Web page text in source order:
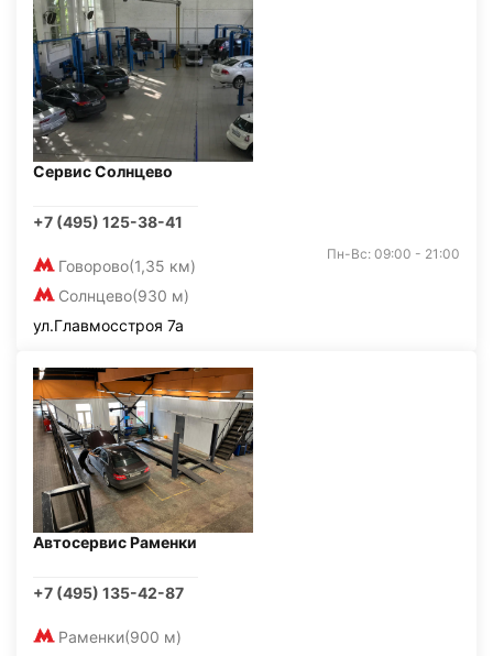
Сервис Солнцево
+7 (495) 125-38-41
Говорово(1,35 км)
Солнцево(930 м)
Пн-Вс: 09:00 - 21:00
ул.Главмосстроя 7а
Автосервис Раменки
+7 (495) 135-42-87
Раменки(900 м)